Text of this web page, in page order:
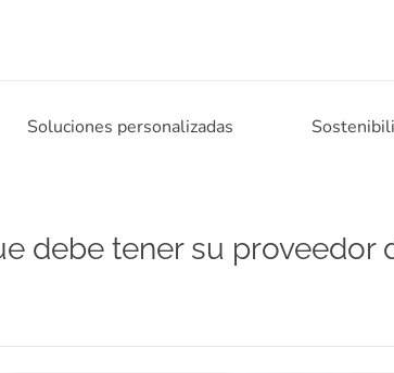
Soluciones personalizadas
debe tener su proveedor